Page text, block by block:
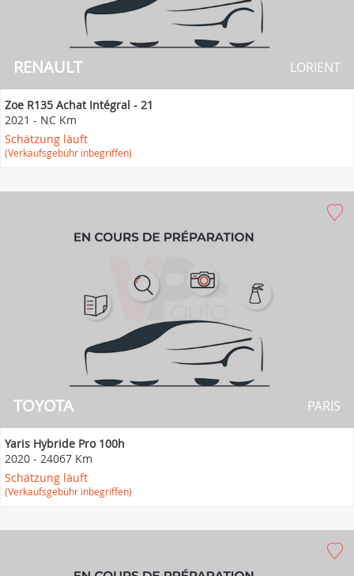
RENAULT LORIENT
Zoe R135 Achat Intégral - 21
2021 - NC Km
Schätzung läuft
(Verkaufsgebühr inbegriffen)
TOYOTA PARIS
Yaris Hybride Pro 100h
2020 - 24067 Km
Schätzung läuft
(Verkaufsgebühr inbegriffen)